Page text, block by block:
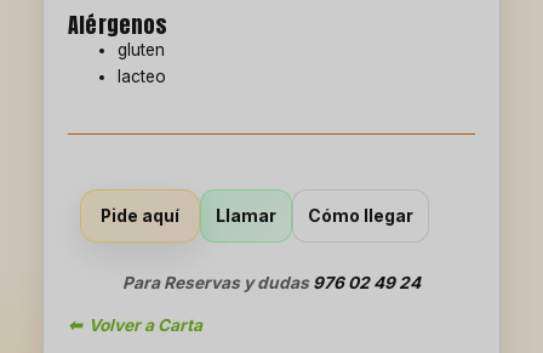
Alérgenos
gluten
lacteo
Pide aquí Llamar Cómo llegar
Para Reservas y dudas 976 02 49 24
⬅ Volver a Carta